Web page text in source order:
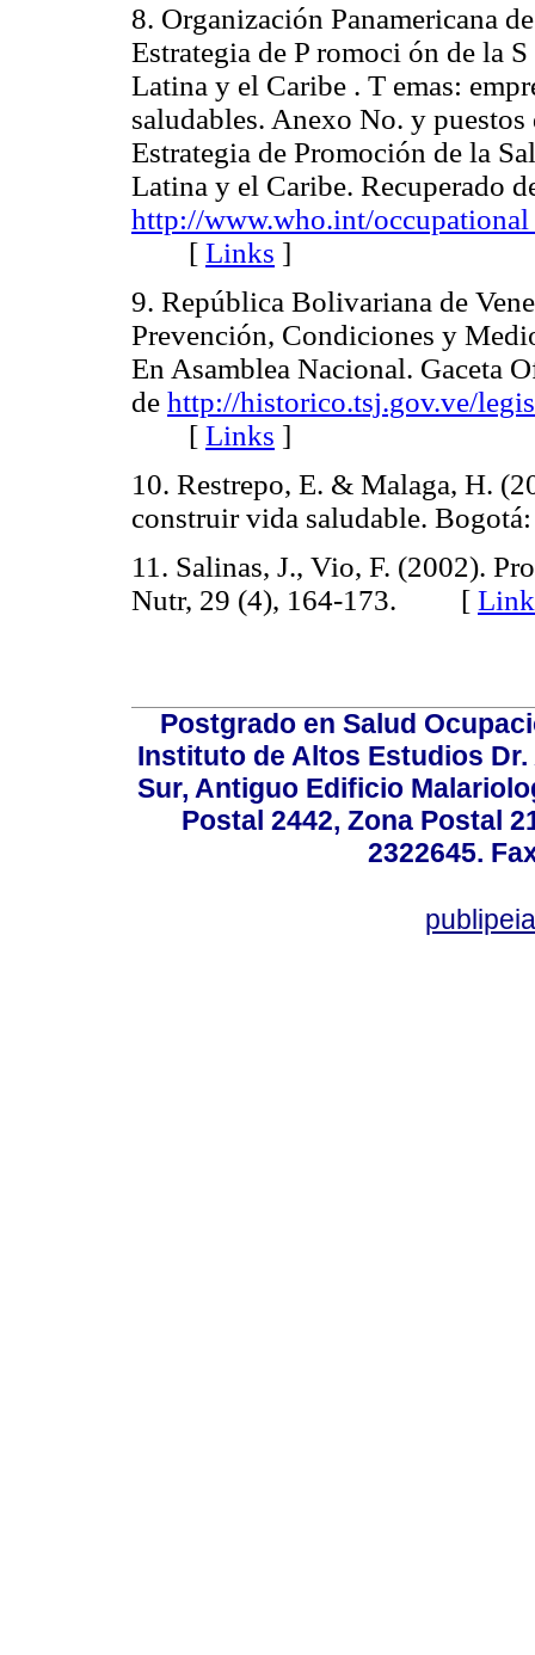
8. Organización Panamericana
Estrategia de P romoci ón de la
Latina y el Caribe . T emas:
saludables. Anexo No. y
Estrategia de Promoción de la
Latina y el Caribe. Recuperado
http://www.who.int/
[ Links ]
9. República Bolivariana de
Prevención, Condiciones y
En Asamblea Nacional. Gaceta
de http://historico.tsj.gov.ve/
[ Links ]
10. Restrepo, E. & Malaga, H.
construir vida saludable.
11. Salinas, J., Vio, F. (2002).
Nutr, 29 (4), 164-173. [
Postgrado en Salud
Instituto de Altos Estudios
Sur, Antiguo Edificio
Postal 2442, Zona Postal
2322645.